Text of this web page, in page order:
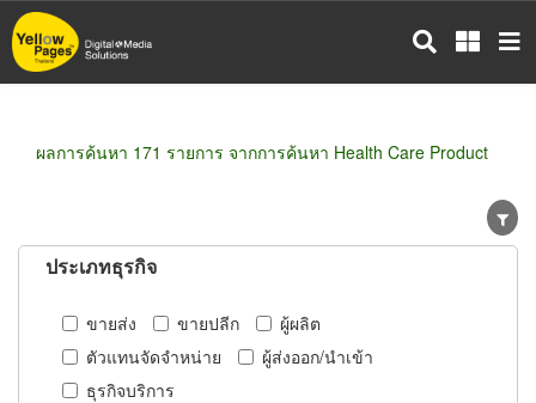
ข้าม
ไป
ผลการค้นหา 171 รายการ จากการค้นหา Health Care Product
ประเภทธุรกิจ
ขายส่ง ขายปลีก
ผู้ผลิต
ตัวแทนจัดจำหน่าย
ผู้ส่งออก/นำเข้า
ธุรกิจบริการ